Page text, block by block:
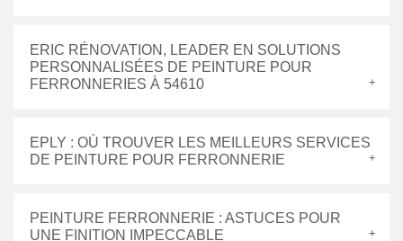
ERIC RÉNOVATION, LEADER EN SOLUTIONS
PERSONNALISÉES DE PEINTURE POUR
FERRONNERIES À 54610
EPLY : OÙ TROUVER LES MEILLEURS SERVICES
DE PEINTURE POUR FERRONNERIE
PEINTURE FERRONNERIE : ASTUCES POUR
UNE FINITION IMPECCABLE